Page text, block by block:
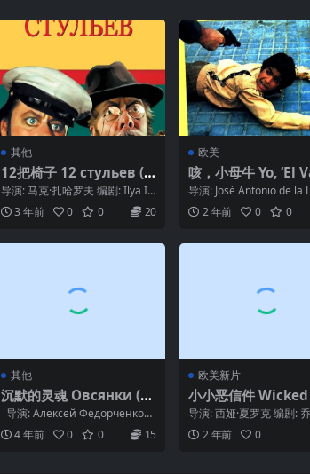
其他
12把椅子 12 стульев (1
977)
导演: 马克·扎哈罗夫 编剧: Ilya Il
f / Yevgeni Petro...
3 年前 0 0 20
欧美
咳，小母牛 Yo, ‘El
la’ (1985)
导演: José Antonio de la
ijo / José ...
2 年前 0 0
其他
沉默的灵魂 Овсянки (20
10)
导演: Алексей Федорченко
编剧: Denis ...
4 年前 0 0 15
欧美新片
小小恶信件
e Letters (2023)
导演: 西娅·夏罗克 编剧:
维特 主演: 奥利维娅·科尔
西·...2 年前 0